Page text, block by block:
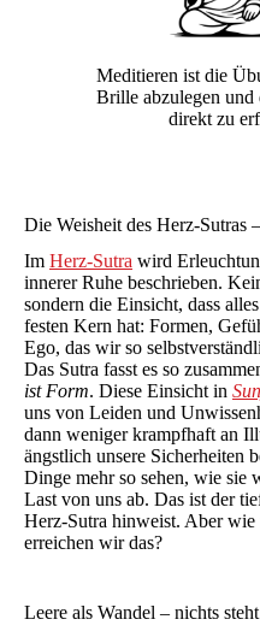
Meditieren ist die
Brille abzulegen
direkt zu
Die Weisheit des Herz-Sutras
Im Herz-Sutra wird
innerer Ruhe beschrieben.
sondern die Einsicht, dass
festen Kern hat: Formen,
Ego, das wir so
Das Sutra fasst es so
ist Form. Diese Einsicht in
uns von Leiden und
dann weniger krampfhaft an
ängstlich unsere Sicherheiten
Dinge mehr so sehen, wie sie
Last von uns ab. Das ist der
Herz-Sutra hinweist. Aber
erreichen wir das?
Leere als Wandel – nichts